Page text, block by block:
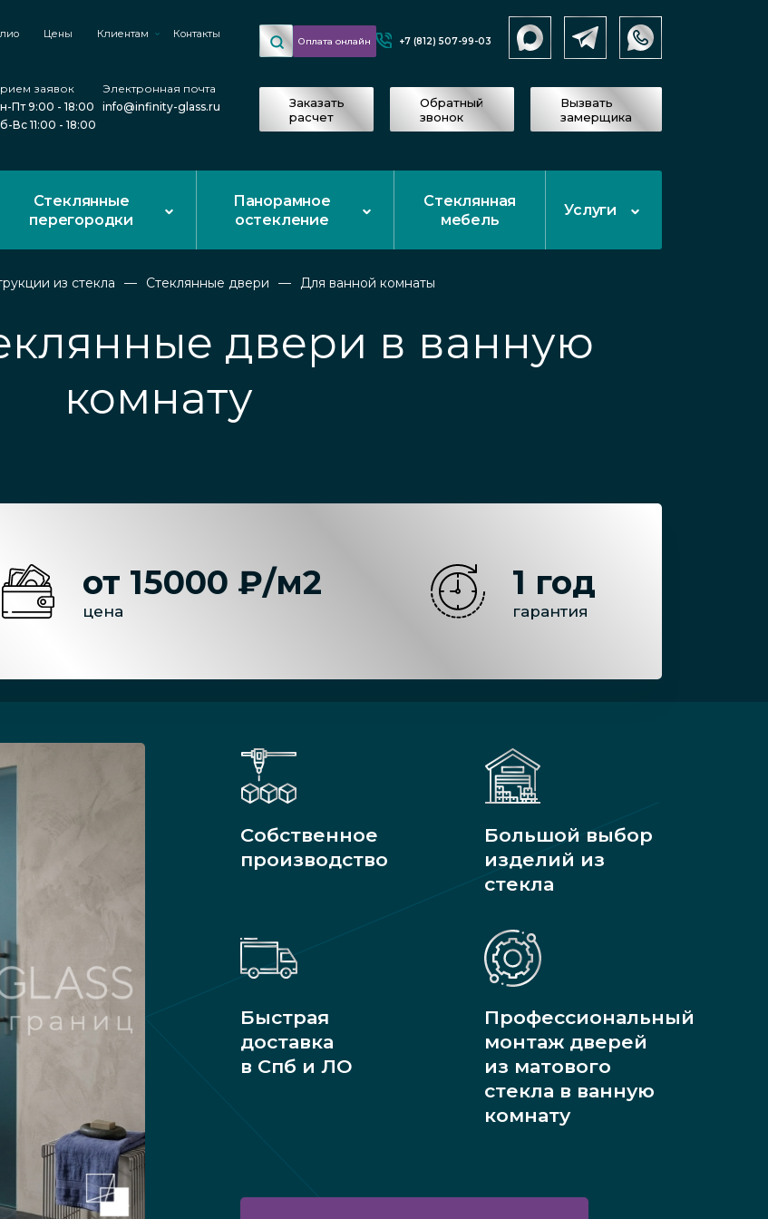
Цены Клиентам Контакты
заявок
Пт 9:00 - 18:00
Вс 11:00 - 18:00
Электронная почта
info@infinity-glass.ru
Оплата онлайн +7 (812) 507-99-03
Заказать
расчет
Обратный
звонок
Вызвать
замерщика
Стеклянные
перегородки
Панорамное
остекление
Стеклянная
мебель
Услуги
из стекла Стеклянные двери Для ванной комнаты
двери в ванную
комнату
от 15000 ₽/м2
цена
1 год
гарантия
Собственное
производство
Большой выбор
изделий из
стекла
Быстрая
доставка
в Спб и ЛО
Профессиональный
монтаж дверей
из матового
стекла в ванную
комнату